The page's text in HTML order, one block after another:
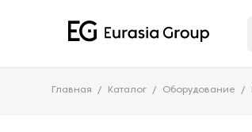
Главная Каталог Оборудование